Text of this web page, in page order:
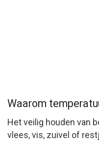
Waarom
Het veilig houden van
vlees, vis, zuivel of